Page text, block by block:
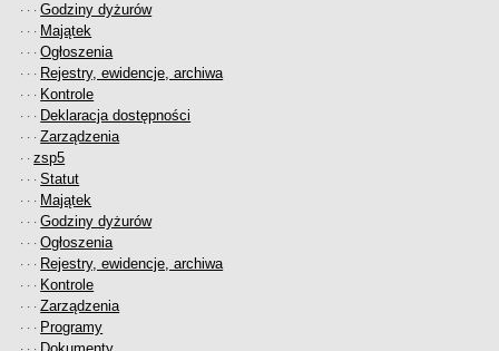
· · ·Godziny dyżurów
· · · Majątek
· · ·Ogłoszenia
· · · Rejestry, ewidencje, archiwa
· · · Kontrole
· · · Deklaracja dostępności
· · ·Zarządzenia
· ·zsp5
· · ·Statut
· · · Majątek
· · ·Godziny dyżurów
· · ·Ogłoszenia
· · · Rejestry, ewidencje, archiwa
· · · Kontrole
· · ·Zarządzenia
· · · Programy